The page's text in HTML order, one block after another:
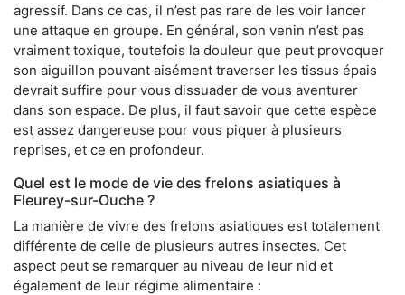
agressif. Dans ce cas, il n’est pas rare de les voir lancer
une attaque en groupe. En général, son venin n’est pas
vraiment toxique, toutefois la douleur que peut provoquer
son aiguillon pouvant aisément traverser les tissus épais
devrait suffire pour vous dissuader de vous aventurer
dans son espace. De plus, il faut savoir que cette espèce
est assez dangereuse pour vous piquer à plusieurs
reprises, et ce en profondeur.
Quel est le mode de vie des frelons asiatiques à
Fleurey-sur-Ouche ?
La manière de vivre des frelons asiatiques est totalement
différente de celle de plusieurs autres insectes. Cet
aspect peut se remarquer au niveau de leur nid et
également de leur régime alimentaire :